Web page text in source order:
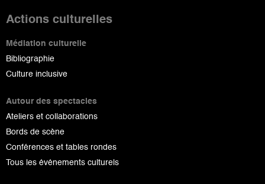
Actions culturelles
Médiation culturelle
Bibliographie
Culture inclusive
Autour des spectacles
Ateliers et collaborations
Bords de scène
Conférences et tables rondes
Tous les événements culturels